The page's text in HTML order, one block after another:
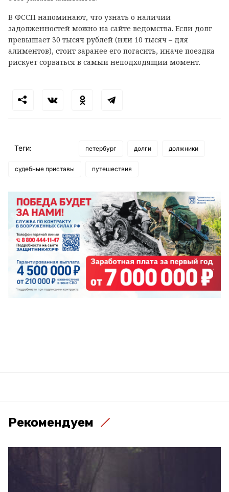
В ФССП напоминают, что узнать о наличии
задолженностей можно на сайте ведомства. Если долг
превышает 30 тысяч рублей (или 10 тысяч – для
алиментов), стоит заранее его погасить, иначе поездка
рискует сорваться в самый неподходящий момент.
Теги: петербург долги должники
судебные приставы путешествия
Рекомендуем